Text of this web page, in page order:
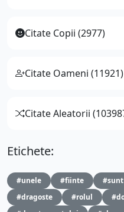
Citate Copii (2977)
Citate Oameni (11921)
Citate Aleatorii
Etichete:
#unele #fiinte #sunt
#dragoste
#rolul